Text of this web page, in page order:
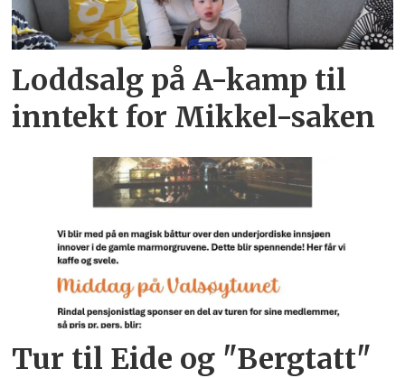
Loddsalg på A-kamp til
inntekt for Mikkel-saken
Tur til Eide og "Bergtatt"